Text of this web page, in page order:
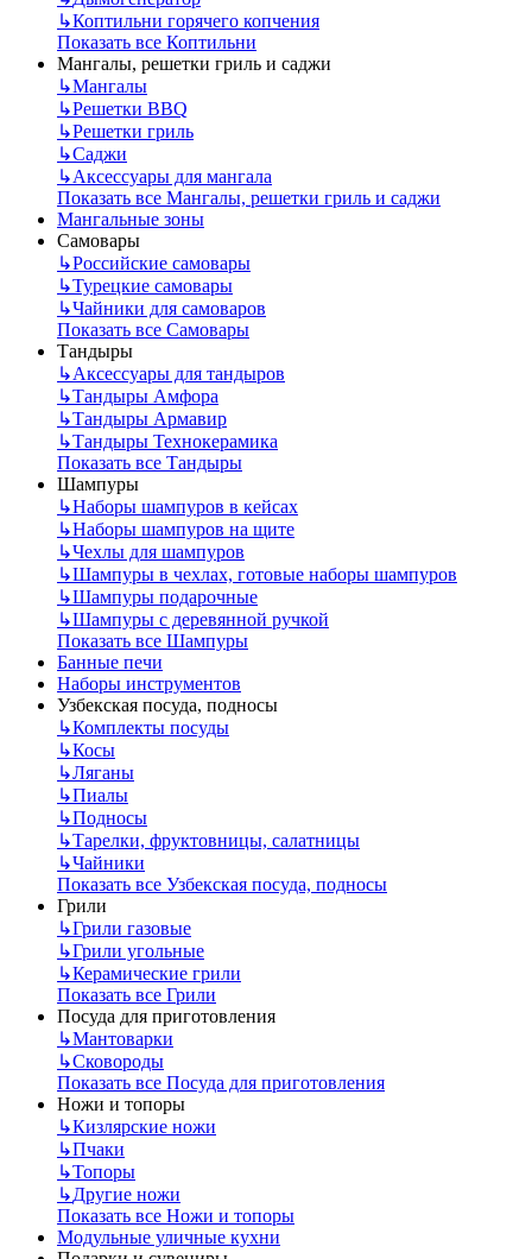
↳Коптильни горячего копчения
Показать все Коптильни
Мангалы, решетки гриль и саджи
↳Мангалы
↳Решетки BBQ
↳Решетки гриль
↳Саджи
↳Аксессуары для мангала
Показать все Мангалы, решетки гриль и саджи
Мангальные зоны
Самовары
↳Российские самовары
↳Турецкие самовары
↳Чайники для самоваров
Показать все Самовары
Тандыры
↳Аксессуары для тандыров
↳Тандыры Амфора
↳Тандыры Армавир
↳Тандыры Технокерамика
Показать все Тандыры
Шампуры
↳Наборы шампуров в кейсах
↳Наборы шампуров на щите
↳Чехлы для шампуров
↳Шампуры в чехлах, готовые наборы шампуров
↳Шампуры подарочные
↳Шампуры с деревянной ручкой
Показать все Шампуры
Банные печи
Наборы инструментов
Узбекская посуда, подносы
↳Комплекты посуды
↳Косы
↳Ляганы
↳Пиалы
↳Подносы
↳Тарелки, фруктовницы, салатницы
↳Чайники
Показать все Узбекская посуда, подносы
Грили
↳Грили газовые
↳Грили угольные
↳Керамические грили
Показать все Грили
Посуда для приготовления
↳Мантоварки
↳Сковороды
Показать все Посуда для приготовления
Ножи и топоры
↳Кизлярские ножи
↳Пчаки
↳Топоры
↳Другие ножи
Показать все Ножи и топоры
Модульные уличные кухни